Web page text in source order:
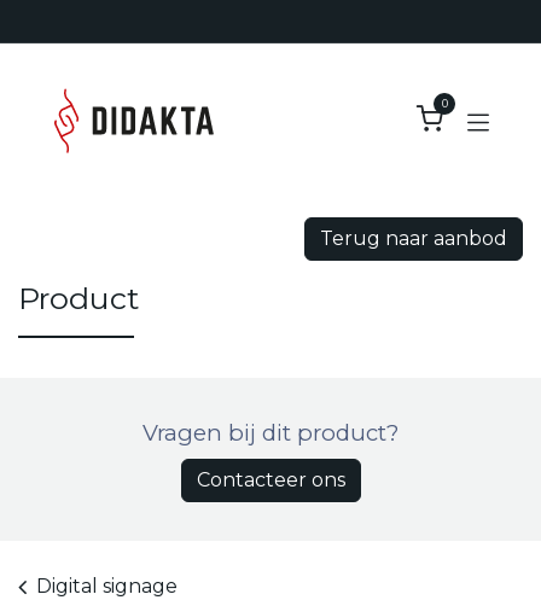
0
Terug naar aanbod
Product
Vragen bij dit product?
Contacteer ons
Digital signage